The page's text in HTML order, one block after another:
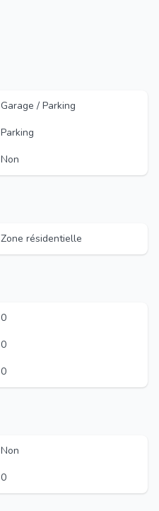
Garage / Parking
Parking
Non
Zone résidentielle
0
0
0
Non
0